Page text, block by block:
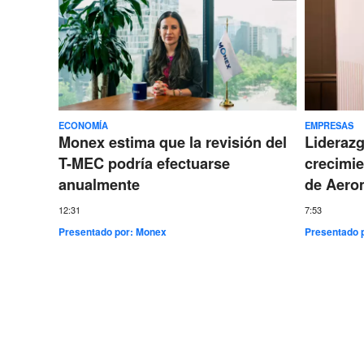
ECONOMÍA
Monex estima que la revisión del
T-MEC podría efectuarse
anualmente
12:31
Presentado por:Monex
EMPRESAS
de
7:53
Presentado